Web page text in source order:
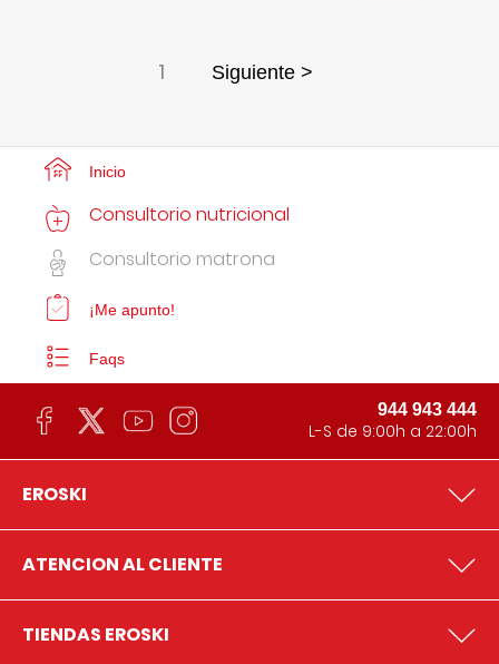
1 Siguiente >
Inicio
Consultorio nutricional
Consultorio matrona
¡Me apunto!
Faqs
944 943 444
L-S de 9:00h a 22:00h
EROSKI
ATENCION AL CLIENTE
TIENDAS EROSKI